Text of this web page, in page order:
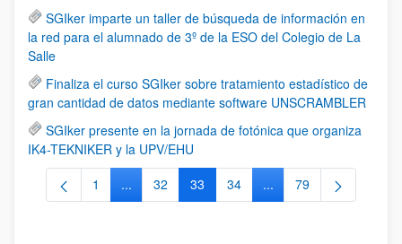
SGIker imparte un taller de búsqueda de información en
la red para el alumnado de 3º de la ESO del Colegio de La
Salle
Finaliza el curso SGIker sobre tratamiento estadístico de
gran cantidad de datos mediante software UNSCRAMBLER
SGIker presente en la jornada de fotónica que organiza
IK4-TEKNIKER y la UPV/EHU
Página
1 ...Páginas intermedias Use TAB para desplazarse.
Página
32 Página
33 Página
34 ...Páginas intermedias
Página
79